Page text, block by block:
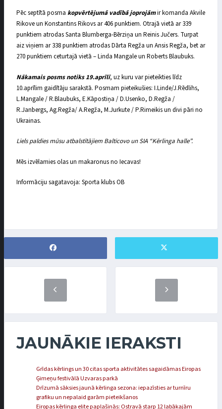
Pēc septītā posma kopvērtējumā vadībā joprojāmir komanda Akvile
Rikove un Konstantins Rikovs ar 406 punktiem. Otrajā vietā ar 339
punktiem atrodas Santa Blumberga-Bērziņa un Reinis Jučers. Turpat
aiz viņiem ar 338 punktiem atrodas Dārta Regža un Ansis Regža, bet ar
270 punktiem ceturtajā vietā – Linda Mangale un Roberts Blaubuks.
Nākamais posms notiks 19.aprīlī, uz kuru var pieteikties līdz
10.aprīlim gaidītāju sarakstā. Posmam pieteikušies: I.Linde/J.Rēdlihs,
L.Mangale / R.Blaubuks, E.Kāpostiņa / D.Usenko, D.Regža /
R.Janbergs, Ag.Regža/ A.Regža, M.Jurkute / P.Rimeikis un divi pāri no
Ukrainas.
Liels paldies mūsu atbalstītājiem Balticovo un SIA “Kērlinga halle”.
Mēs izvēlamies olas un makaronus no Iecavas!
Informāciju sagatavoja: Sporta klubs OB
JAUNĀKIE IERAKSTI
Grīdas kērlings un 30 citas sporta aktivitātes sagaidāmas Eiropas
Ģimeņu festivālā Uzvaras parkā
Drīzumā sāksies jaunā kērlinga sezona: iepazīsties ar turnīru
grafiku un nepalaid garām pieteikšanos
Eiropas kērlinga elite paplašinās: Ostravā starp 12 labākajām